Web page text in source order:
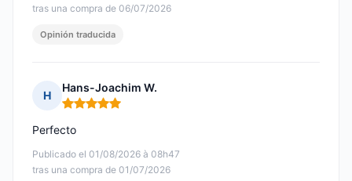
tras una compra de 06/07/2026
Opinión traducida
H
Hans-Joachim W.
Nota: 5 de 5
Publicado el 01/08/2026 à 08h47
tras una compra de 01/07/2026
Perfecto